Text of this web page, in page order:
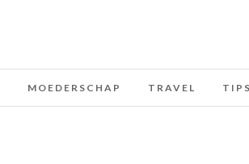
MOEDERSCHAP TRAVEL TIPS